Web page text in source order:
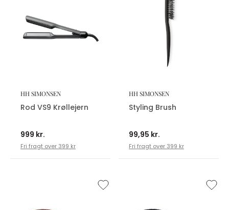
HH SIMONSEN
Rod VS9 Krøllejern
999 kr.
Fri fragt over 399 kr
HH SIMONSEN
Styling Brush
99,95 kr.
Fri fragt over 399 kr